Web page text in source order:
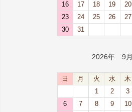
16
17 18 19 20
23
24 25 26 27
30
31
2026年 9月
日 月 火 水 木
1
2 3
6
7 8 9 10